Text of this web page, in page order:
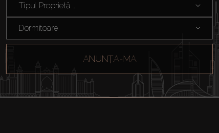
Tipul Proprietă ...
Dormitoare
ANUNȚA-MA